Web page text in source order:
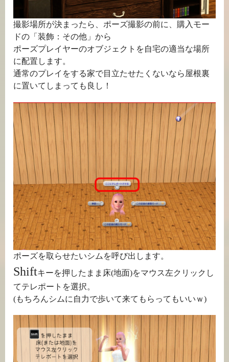
撮影場所が決まったら、ポーズ撮影の前に、購入モー
ドの「装飾：その他」から
ポーズプレイヤーのオブジェクトを自宅の適当な場所
に配置します。
通常のプレイをする家で目立たせたくないなら屋根裏
に置いてしまっても良し！
ポーズを取らせたいシムを呼び出します。
Shiftキーを押したまま床(地面)をマウス左クリックし
てテレポートを選択。
(もちろんシムに自力で歩いて来てもらってもいいｗ)